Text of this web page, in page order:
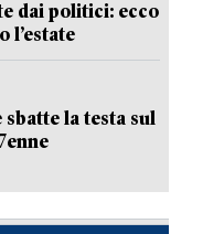
dai politici: ecco
l’estate
la testa sul